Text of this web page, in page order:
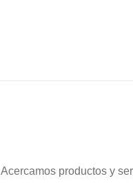
Acercamos productos y